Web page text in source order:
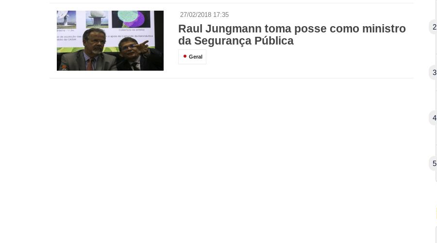
27/02/2018 17:35
Raul Jungmann toma posse como ministro
da Segurança Pública
Geral
2
3
4
5